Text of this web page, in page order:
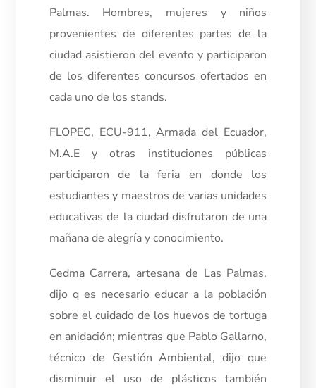
Palmas. Hombres, mujeres y niños
provenientes de diferentes partes de la
ciudad asistieron del evento y participaron
de los diferentes concursos ofertados en
cada uno de los stands.
FLOPEC, ECU-911, Armada del Ecuador,
M.A.E y otras instituciones públicas
participaron de la feria en donde los
estudiantes y maestros de varias unidades
educativas de la ciudad disfrutaron de una
mañana de alegría y conocimiento.
Cedma Carrera, artesana de Las Palmas,
dijo q es necesario educar a la población
sobre el cuidado de los huevos de tortuga
en anidación; mientras que Pablo Gallarno,
técnico de Gestión Ambiental, dijo que
disminuir el uso de plásticos también